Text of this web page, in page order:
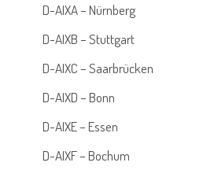
D-AIXA – Nürnberg
D-AIXB – Stuttgart
D-AIXC – Saarbrücken
D-AIXD – Bonn
D-AIXE – Essen
D-AIXF – Bochum